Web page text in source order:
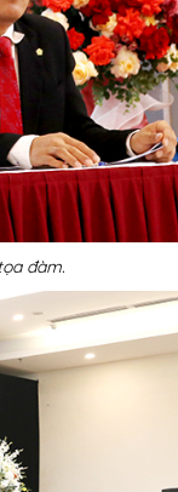
đàm.